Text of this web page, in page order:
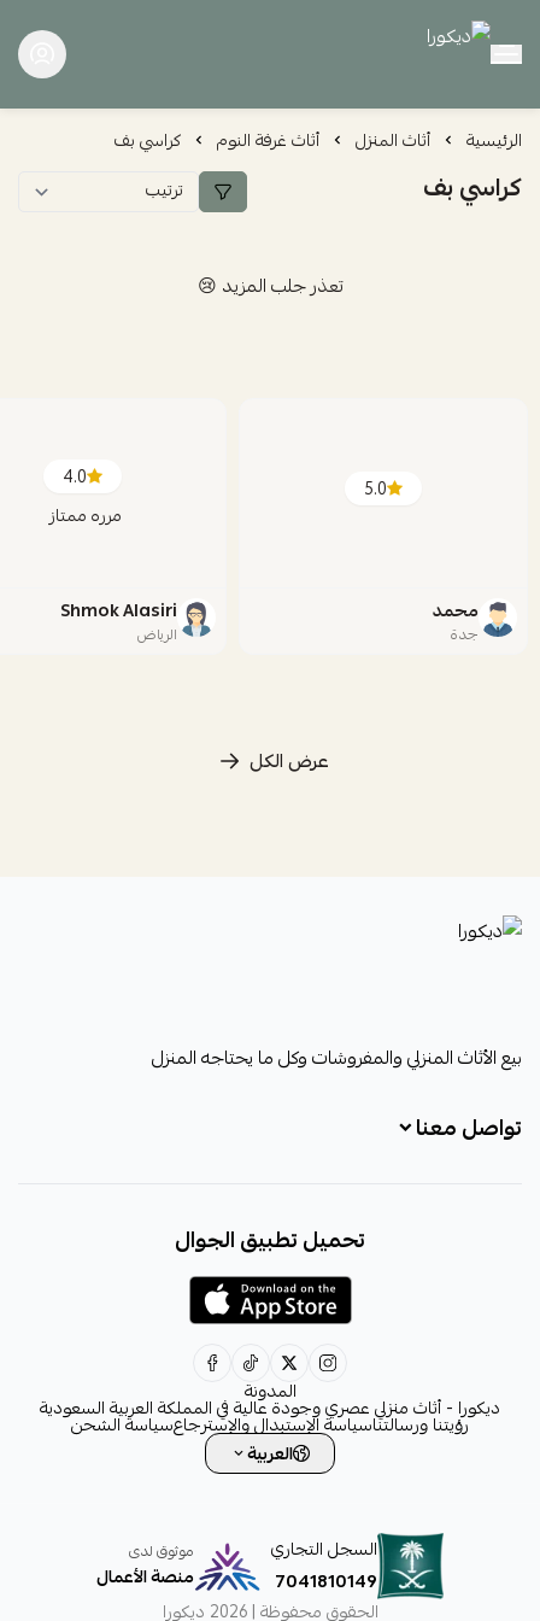
ديكورا
الرئيسية أثاث المنزل أثاث غرفة النوم كراسي بف
كراسي بف
تعذر جلب المزيد 😢
5.0
محمد
جدة
4.0
مرره ممتاز
Shmok Alasiri
الرياض
عرض الكل
ديكورا
بيع الأثاث المنزلي والمفروشات وكل ما يحتاجه المنزل
تواصل معنا
decora6586@gmail.com
تحميل تطبيق الجوال
المدونة
ديكورا - أثاث منزلي عصري وجودة عالية في المملكة العربية السعودية
رؤيتنا ورسالتناسياسة الإستبدال والإسترجاعسياسة الشحن
العربية
السجل التجاري
7041810149
موثوق لدى
منصة الأعمال
الحقوق محفوظة | 2026
ديكورا